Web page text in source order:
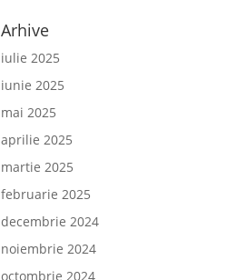
Arhive
iulie 2025
iunie 2025
mai 2025
aprilie 2025
martie 2025
februarie 2025
decembrie 2024
noiembrie 2024
octombrie 2024